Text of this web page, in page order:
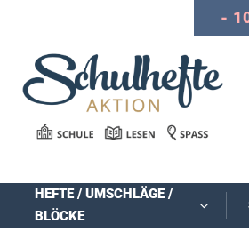
springen
-
HEFTE / UMSCHLÄGE /
BLÖCKE